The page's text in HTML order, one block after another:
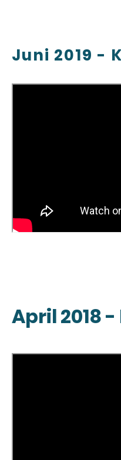
Juni 2019 -
April 2018